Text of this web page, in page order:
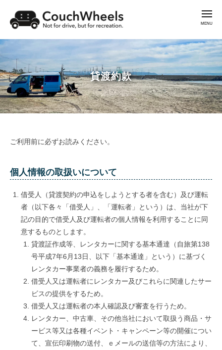
ン
ツ
へ
ス
キ
ッ
C
o
u
c
h
W
e
s
【
浜
】
バ
ン
ラ
ス
イ
ル
の
メ
ニ
貸渡約款
貸
約
2022.05.29
couchwheels
ご利用前に必ずお読みください。
個人情報の取扱いについて
借受人（貸渡契約の申込をしようとする者を含む）及び運転
者（以下各々「借受人」、「運転者」という）は、当社が下
記の目的で借受人及び運転者の個人情報を利用することに同
意するものとします。
貸渡証作成等、レンタカーに関する基本通達（自旅第138
号平成7年6月13日、以下「基本通達」という）に基づく
レンタカー事業者の義務を履行するため。
借受人又は運転者にレンタカー及びこれらに関連したサー
ビスの提供をするため。
借受人又は運転者の本人確認及び審査を行うため。
レンタカー、中古車、その他当社において取扱う商品・サ
ービス等又は各種イベント・キャンペーン等の開催につい
て、宣伝印刷物の送付、ｅメールの送信等の方法により、
C
o
h
e
e
l
s